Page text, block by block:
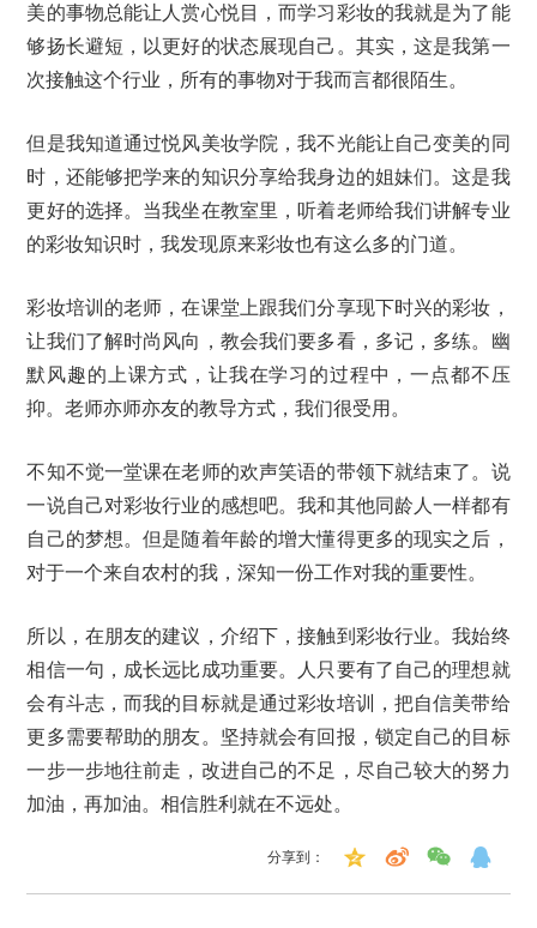
美的事物总能让人赏心悦目，而学习彩妆的我就是为了能
够扬长避短，以更好的状态展现自己。其实，这是我第一
次接触这个行业，所有的事物对于我而言都很陌生。
但是我知道通过悦风美妆学院，我不光能让自己变美的同
时，还能够把学来的知识分享给我身边的姐妹们。这是我
更好的选择。当我坐在教室里，听着老师给我们讲解专业
的彩妆知识时，我发现原来彩妆也有这么多的门道。
彩妆培训的老师，在课堂上跟我们分享现下时兴的彩妆，
让我们了解时尚风向，教会我们要多看，多记，多练。幽
默风趣的上课方式，让我在学习的过程中，一点都不压
抑。老师亦师亦友的教导方式，我们很受用。
不知不觉一堂课在老师的欢声笑语的带领下就结束了。说
一说自己对彩妆行业的感想吧。我和其他同龄人一样都有
自己的梦想。但是随着年龄的增大懂得更多的现实之后，
对于一个来自农村的我，深知一份工作对我的重要性。
所以，在朋友的建议，介绍下，接触到彩妆行业。我始终
相信一句，成长远比成功重要。人只要有了自己的理想就
会有斗志，而我的目标就是通过彩妆培训，把自信美带给
更多需要帮助的朋友。坚持就会有回报，锁定自己的目标
一步一步地往前走，改进自己的不足，尽自己较大的努力
加油，再加油。相信胜利就在不远处。
分享到：